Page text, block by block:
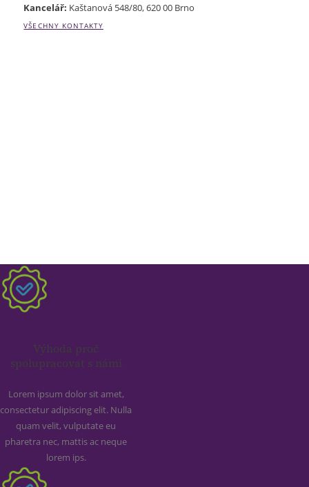
Kancelář: Kaštanová 548/80, 620 00 Brno
VŠECHNY KONTAKTY
Výhoda proč
spolupracovat s námi
Lorem ipsum dolor sit amet,
consectetur adipiscing elit. Nulla
quam velit, vulputate eu
pharetra nec, mattis ac neque
lorem ips.